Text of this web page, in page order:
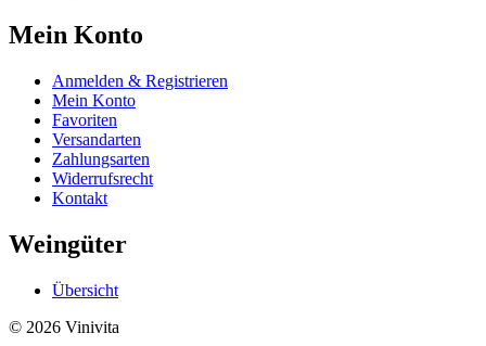
Mein Konto
Anmelden & Registrieren
Mein Konto
Favoriten
Versandarten
Zahlungsarten
Widerrufsrecht
Kontakt
Weingüter
Übersicht
© 2026 Vinivita